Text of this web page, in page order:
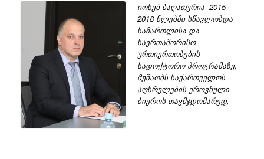
იოსებ ბაღათურია- 2015-
2018 წლებში სწავლობდა
სამართლისა და
საერთაშორისო
ურთიერთობების
სადოქტორო პროგრამაზე,
მუშაობს საქართველოს
აღსრულების ეროვნული
ბიუროს თავმჯდომარედ,